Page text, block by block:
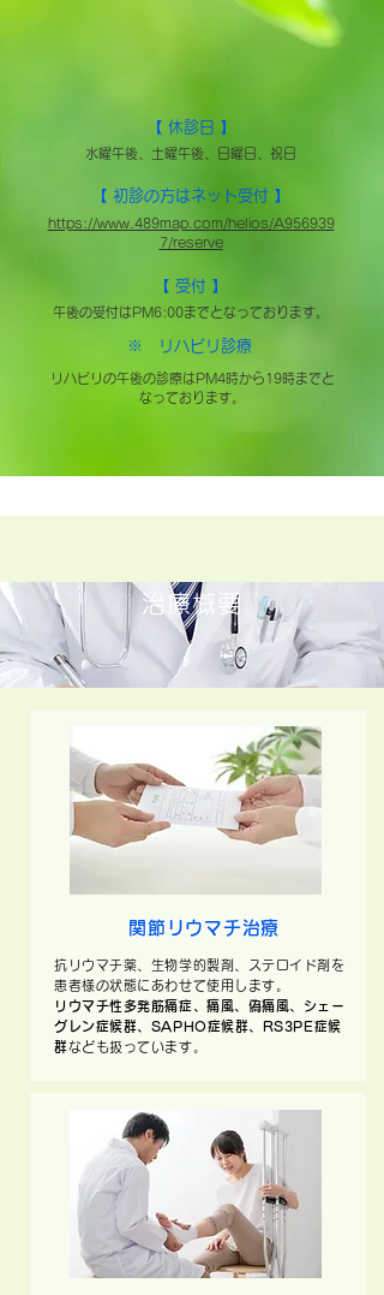
【 休診日 】
水曜午後、土曜午後、日曜日、祝日
【 初診の方はネット受付 】
https://www.489map.com/helios/A956939
7/reserve
【 受付 】
午後の受付はPM6:00までとなっております。
※ リハビリ診療
リハビリの午後の診療はPM4時から19時までと
なっております。
治療概要
関節リウマチ治療
抗リウマチ薬、生物学的製剤、ステロイド剤を
患者様の状態にあわせて使用します。
リウマチ性多発筋痛症、痛風、偽痛風、シェー
グレン症候群、SAPHO症候群、RS3PE症候
群なども扱っています。